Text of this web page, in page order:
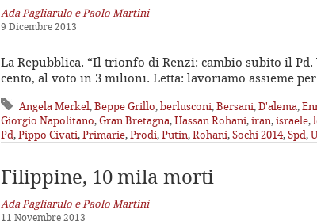
Ada Pagliarulo e Paolo Martini
9 Dicembre 2013
La Repubblica. “Il trionfo di Renzi: cambio subito il
cento, al voto in 3 milioni. Letta: lavoriamo assieme per
Angela Merkel,Beppe Grillo,berlusconi,Bersani,D'alema,
Giorgio Napolitano,Gran Bretagna,Hassan Rohani,iran,israele,
Pd,Pippo Civati,Primarie,Prodi,Putin,Rohani,Sochi 2014,Spd,
Filippine, 10 mila morti
Ada Pagliarulo e Paolo Martini
11 Novembre 2013